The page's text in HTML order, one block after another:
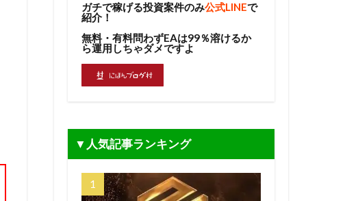
ガチで稼げる投資案件のみ公式LINEで
紹介！
無料・有料問わずEAは99％溶けるか
ら運用しちゃダメですよ
▼人気記事ランキング